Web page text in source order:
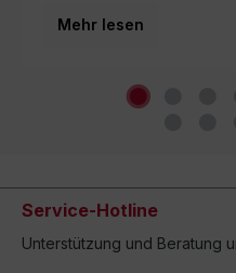
Mehr lesen
Service-Hotline
Unterstützung und Beratung